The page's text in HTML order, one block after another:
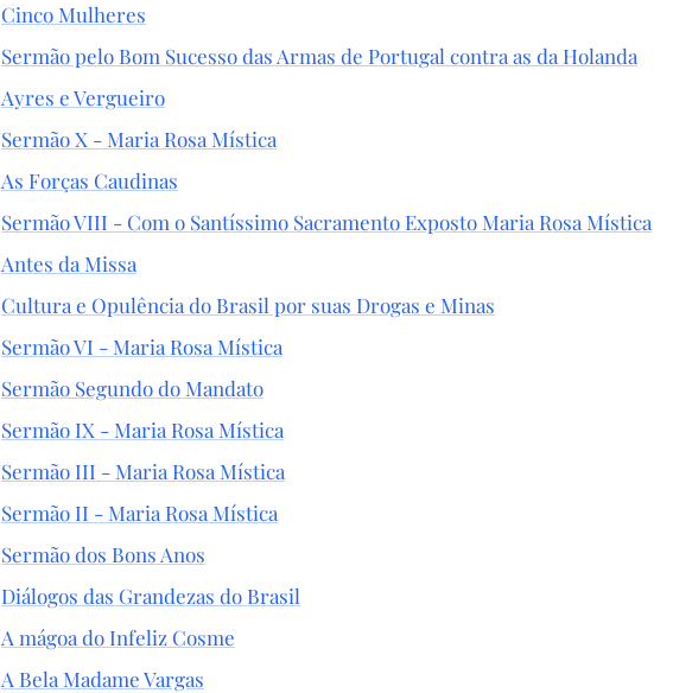
Cinco Mulheres
Sermão pelo Bom Sucesso das Armas de Portugal contra as da Holanda
Ayres e Vergueiro
Sermão X - Maria Rosa Mística
As Forças Caudinas
Sermão VIII - Com o Santíssimo Sacramento Exposto Maria Rosa Mística
Antes da Missa
Cultura e Opulência do Brasil por suas Drogas e Minas
Sermão VI - Maria Rosa Mística
Sermão Segundo do Mandato
Sermão IX - Maria Rosa Mística
Sermão III - Maria Rosa Mística
Sermão II - Maria Rosa Mística
Sermão dos Bons Anos
Diálogos das Grandezas do Brasil
A mágoa do Infeliz Cosme
A Bela Madame Vargas